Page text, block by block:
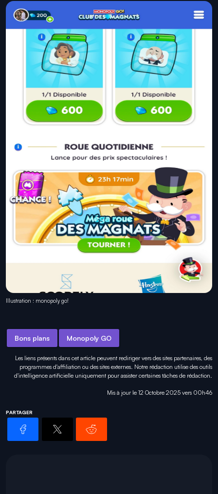
Illustration : monopoly go!
Bons plans Monopoly GO
Les liens présents dans cet article peuvent rediriger vers des sites partenaires, des
programmes d'affiliation ou des sites externes. Notre rédaction utilise des outils
d'intelligence artificielle uniquement pourassister certaines tâches de rédaction.
Mis à jour le 12 Octobre 2025 vers 00h46
PARTAGER